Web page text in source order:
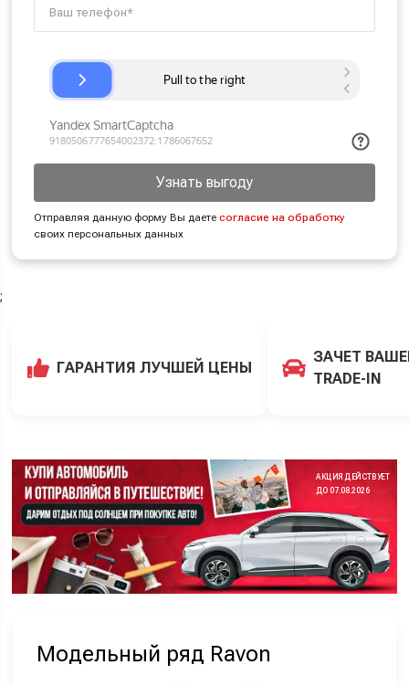
Узнать выгоду
Отправляя данную форму Вы даетесогласие на обработку
своих персональных данных
;
ГАРАНТИЯ ЛУЧШЕЙ ЦЕНЫ
ЗАЧЕТ
TRADE-IN
АКЦИЯ ДЕЙСТВУЕТ
ДО 07.08.2026
Модельный ряд Ravon